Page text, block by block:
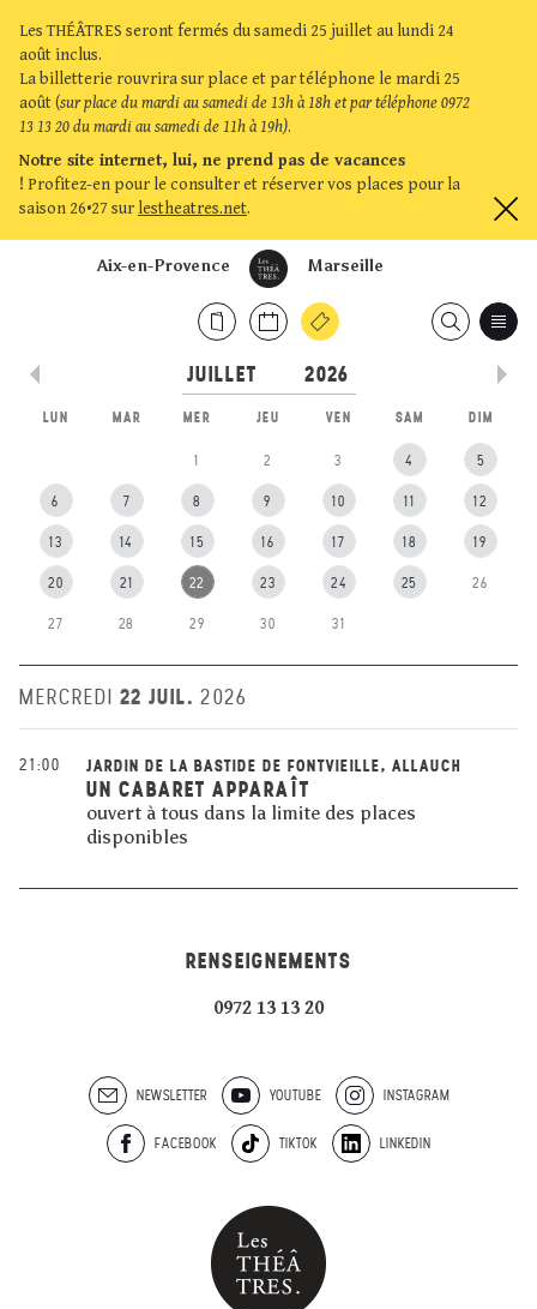
Les THÉÂTRES seront fermés du samedi 25 juillet au lundi 24
août inclus.
La billetterie rouvrira sur place et par téléphone le mardi 25
août (sur place du mardi au samedi de 13h à 18h et par téléphone 0972
13 13 20 du mardi au samedi de 11h à 19h).
Notre site internet, lui, ne prend pas de vacances
! Profitez-en pour le consulter et réserver vos places pour la
saison 26•27 sur lestheatres.net.
Marseille
Aix-en-Provence
LUN MAR MER JEU VEN SAM DIM
1 2 3 4 5
6 7 8 9 10 11 12
13 14 15 16 17 18 19
20 21 22 23 24 25 26
27 28 29 30 31
MERCREDI 22 JUIL. 2026
21:00 JARDIN DE LA BASTIDE DE FONTVIEILLE, ALLAUCH
UN CABARET APPARAÎT
ouvert à tous dans la limite des places
disponibles
RENSEIGNEMENTS
0972 13 13 20
NEWSLETTER YOUTUBE INSTAGRAM
FACEBOOK TIKTOK LINKEDIN